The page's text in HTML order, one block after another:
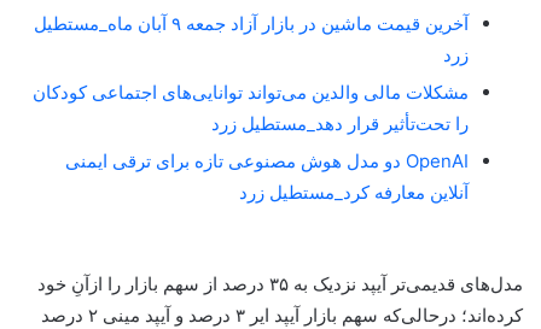
آخرین قیمت ماشین در بازار آزاد جمعه ۹ آبان ماه_مستطیل
زرد
مشکلات مالی والدین می‌تواند توانایی‌های اجتماعی کودکان
را تحت‌تأثیر قرار دهد_مستطیل زرد
OpenAI دو مدل هوش مصنوعی تازه برای ترقی ایمنی
آنلاین معارفه کرد_مستطیل زرد
مدل‌های قدیمی‌تر آیپد نزدیک به ۳۵ درصد از سهم بازار را ازآنِ خود
کرده‌اند؛ درحالی‌که سهم بازار آیپد ایر ۳ درصد و آیپد مینی ۲ درصد